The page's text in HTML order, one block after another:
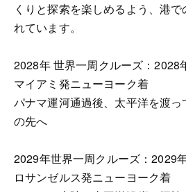
くりと探索を楽しめるよう、港
れています。
2028年 世界一周クルーズ：2028
マイアミ発ニューヨーク着
パナマ運河通過後、太平洋を渡
の先へ
2029年世界一周クルーズ：2029
ロサンゼルス発ニューヨーク着